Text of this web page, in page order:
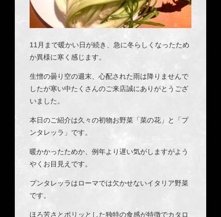
11月まで暖かい日が続き、急に冬らしくなったため
か異様に寒く感じます。
生憎の曇り空の週末、心配された雨は降りませんで
したが寒い中たくさんのご来店誠にありがとうござ
いました。
本日のご紹介は久々の初物お野菜「菜の花」と「プ
ンタレッラ」です。
暖かかったためか、例年より遅い気がしますがよう
やくお目見えです。
プンタレッラはローマでは欠かせないイタリア野菜
です。
ほろ苦さとポリッとした独特の食感が特徴でカタロ